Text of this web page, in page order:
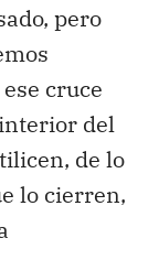
pero
cruce
del
de lo
lo cierren,